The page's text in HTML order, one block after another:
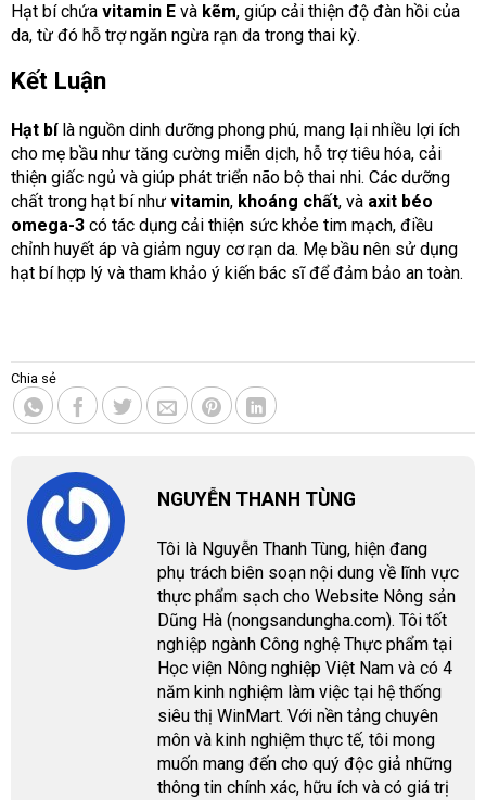
Hạt bí chứa vitamin E và kẽm, giúp cải thiện độ đàn hồi của
da, từ đó hỗ trợ ngăn ngừa rạn da trong thai kỳ.
Kết Luận
Hạt bílà nguồn dinh dưỡng phong phú, mang lại nhiều lợi ích
cho mẹ bầu như tăng cường miễn dịch, hỗ trợ tiêu hóa, cải
thiện giấc ngủ và giúp phát triển não bộ thai nhi. Các dưỡng
chất trong hạt bí như vitamin, khoáng chất, và axit béo
omega-3 có tác dụng cải thiện sức khỏe tim mạch, điều
chỉnh huyết áp và giảm nguy cơ rạn da. Mẹ bầu nên sử dụng
hạt bí hợp lý và tham khảo ý kiến bác sĩ để đảm bảo an toàn.
Chia sẻ
NGUYỄN THANH TÙNG
Tôi là Nguyễn Thanh Tùng, hiện đang
phụ trách biên soạn nội dung về lĩnh vực
thực phẩm sạch cho Website Nông sản
Dũng Hà (nongsandungha.com). Tôi tốt
nghiệp ngành Công nghệ Thực phẩm tại
Học viện Nông nghiệp Việt Nam và có 4
năm kinh nghiệm làm việc tại hệ thống
siêu thị WinMart. Với nền tảng chuyên
môn và kinh nghiệm thực tế, tôi mong
muốn mang đến cho quý độc giả những
thông tin chính xác, hữu ích và có giá trị